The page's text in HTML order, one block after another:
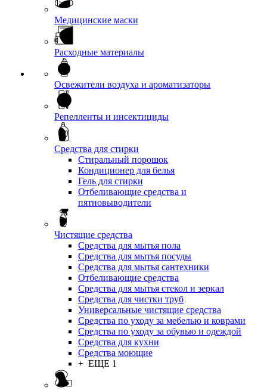
Медицинские маски
Расходные материалы
Освежители воздуха и ароматизаторы
Репелленты и инсектициды
Средства для стирки
Стиральный порошок
Кондиционер для белья
Гель для стирки
Отбеливающие средства и
пятновыводители
Чистящие средства
Средства для мытья пола
Средства для мытья посуды
Средства для мытья сантехники
Отбеливающие средства
Средства для мытья стекол и зеркал
Средства для чистки труб
Универсальные чистящие средства
Средства по уходу за мебелью и коврами
Средства по уходу за обувью и одеждой
Средства для кухни
Средства моющие
+ ЕЩЕ 1